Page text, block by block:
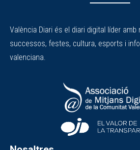
València Diari és el diari digital líder
successos, festes, cultura, esports i
valenciana.